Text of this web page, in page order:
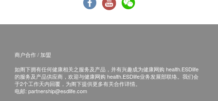
请注意: 如有特殊身体状况或需求，建议您在拨打
请注意: 如有特殊身体状况或需求，建议您在拨打预
约电话前先准备好相关资讯，并在预约过程中仔细聆
听工作人员的指示。
商户合作 / 加盟
如阁下拥有任何健康相关之服务及产品，并有兴趣成为健康网购 health.ESDlife
的服务及产品供应商，欢迎与健康网购 health.ESDlife业务发展部联络。我们会
于2个工作天内回覆，为阁下提供更多有关合作详情。
电邮: partnership@esdlife.com